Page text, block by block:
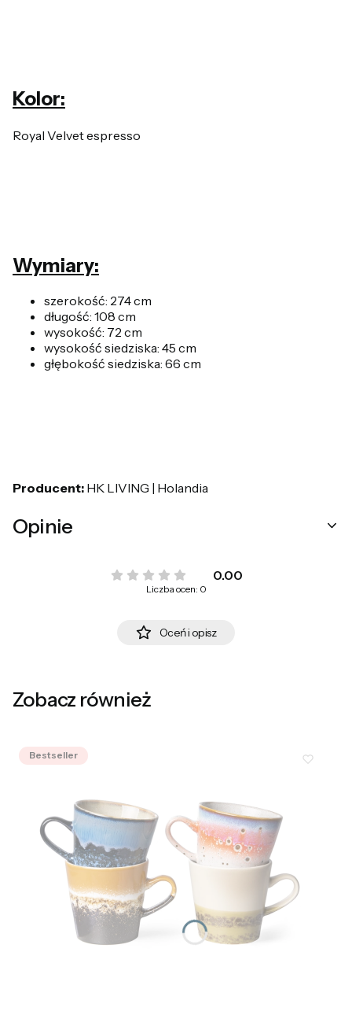
Kolor:
Royal Velvet espresso
Wymiary:
szerokość: 274 cm
długość: 108 cm
wysokość: 72 cm
wysokość siedziska: 45 cm
głębokość siedziska: 66 cm
Producent: HK LIVING | Holandia
Opinie
0.00
Liczba ocen: 0
Oceń i opisz
Zobacz również
Bestseller